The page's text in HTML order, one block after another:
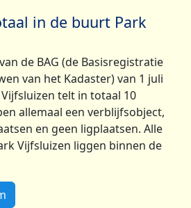
in de buurt Park
de BAG (de Basisregistratie
van het Kadaster) van 1 juli
telt in totaal 10
allemaal een verblijfsobject,
en geen ligplaatsen. Alle
Vijfsluizen liggen binnen de